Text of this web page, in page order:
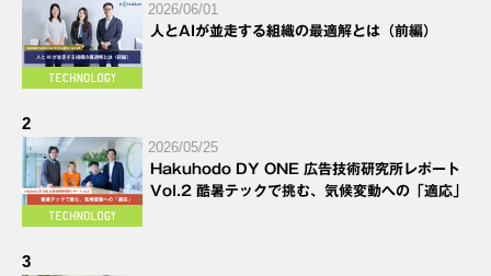
2026/06/01
人とAIが並走する組織の最適解とは（前編）
2
2026/05/25
Hakuhodo DY ONE 広告技術研究所レポート
Vol.2 酷暑テックで挑む、気候変動への「適応」
3